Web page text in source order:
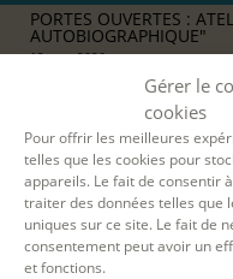
Gérer le
cookies
Pour offrir les meilleures
telles que les cookies pour
appareils. Le fait de consentir
traiter des données telles que
uniques sur ce site. Le fait de
consentement peut avoir un
et fonctions.
PORTES OUVERTES :
AUTOBIOGRAPHIQUE"
12 sept 2026